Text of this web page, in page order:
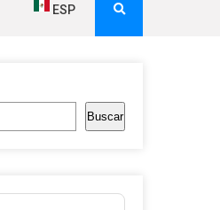
ESP
Buscar